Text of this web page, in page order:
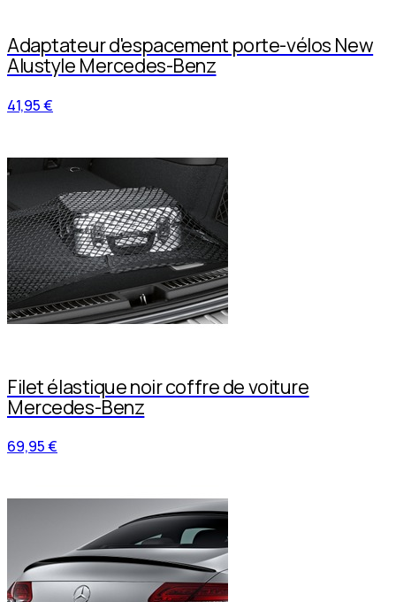
Adaptateur d'espacement porte-vélos New
Alustyle Mercedes-Benz
41,95 €
Filet élastique noir coffre de voiture
Mercedes-Benz
69,95 €